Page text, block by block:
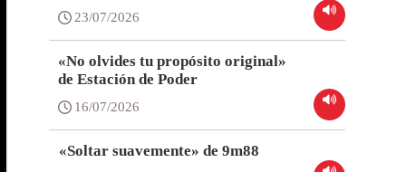
23/07/2026
«No olvides tu propósito original»
de Estación de Poder
16/07/2026
«Soltar suavemente» de 9m88